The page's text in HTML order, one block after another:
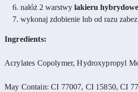
nałóż 2 warstwy lakieru
wykonaj zdobienie lub od razu
Ingredients:
Acrylates Copolymer, Hydroxypropyl
May Contain: CI 77007, CI 15850, CI